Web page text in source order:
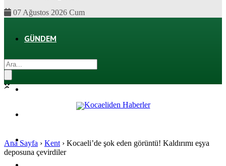
07 Ağustos 2026 Cum
GÜNDEM
SPOR
Ana Sayfa › Kent › Kocaeli’de şok eden görüntü! Kaldırımı eşya
deposuna çevirdiler